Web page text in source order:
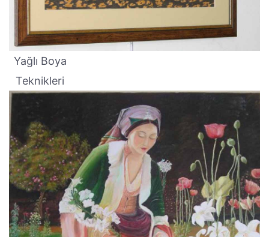
Yağlı Boya
Teknikleri